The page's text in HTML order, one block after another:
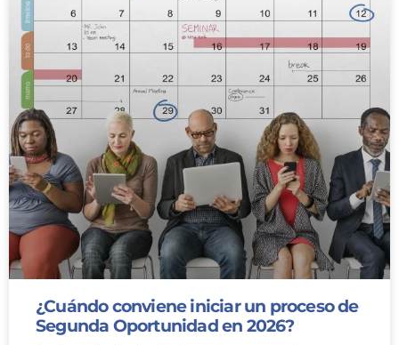
¿Cuándo conviene iniciar un proceso de
Segunda Oportunidad en 2026?